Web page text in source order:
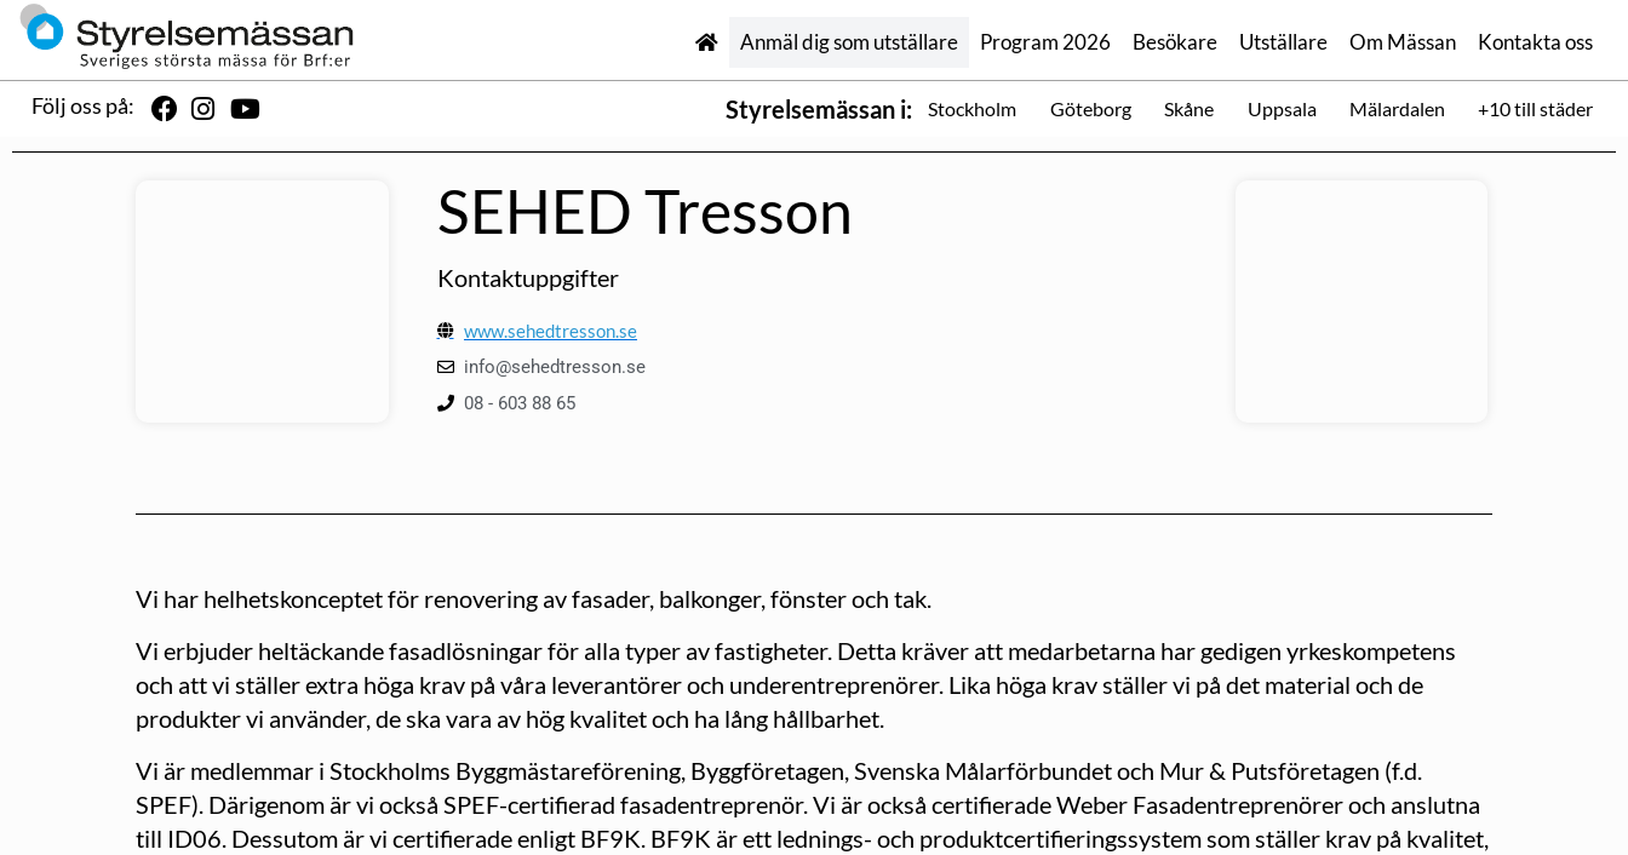
Anmäl dig som utställare Program 2026 Besökare Utställare Om Mässan Kontakta oss
Följ oss på: Styrelsemässan i: Stockholm Göteborg Skåne Uppsala Mälardalen +10 till städer
SEHED Tresson
Kontaktuppgifter
www.sehedtresson.se
info@sehedtresson.se
08 - 603 88 65
Vi har helhetskonceptet för renovering av fasader, balkonger, fönster och tak.
Vi erbjuder heltäckande fasadlösningar för alla typer av fastigheter. Detta kräver att medarbetarna har gedigen yrkeskompetens
och att vi ställer extra höga krav på våra leverantörer och underentreprenörer. Lika höga krav ställer vi på det material och de
produkter vi använder, de ska vara av hög kvalitet och ha lång hållbarhet.
Vi är medlemmar i Stockholms Byggmästareförening, Byggföretagen, Svenska Målarförbundet och Mur & Putsföretagen (f.d.
SPEF). Därigenom är vi också SPEF-certifierad fasadentreprenör. Vi är också certifierade Weber Fasadentreprenörer och anslutna
till ID06. Dessutom är vi certifierade enligt BF9K. BF9K är ett lednings- och produkt­certifierings­system som ställer krav på kvalitet,